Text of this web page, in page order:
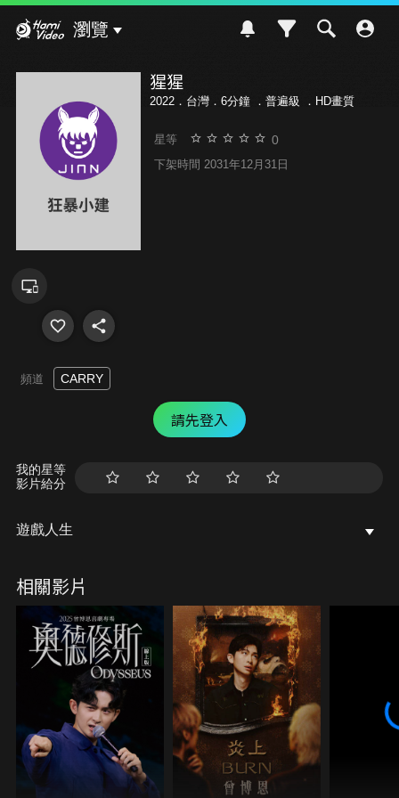
瀏覽
猩猩
2022．台灣．6分鐘 ． 普遍級 ．HD畫質
星等 0
下架時間 2031年12月31日
頻道 CARRY
請先登入
我的星等
影片給分
遊戲人生
相關影片